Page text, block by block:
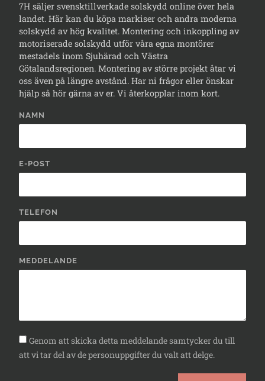
7H säljer svensktillverkade solskydd online över hela
landet. Här kan du köpa markiser och andra moderna
solskydd av hög kvalitet. Montering och inkoppling av
motoriserade solskydd utför våra egna montörer
mestadels inom Sjuhärad och Västra
Götalandsregionen. Montering av större projekt åtar vi
oss även på längre avstånd. Har ni frågor eller önskar
hjälp så hör gärna av er. Vi återkopplar inom kort.
NAMN
E-POST
TELEFON
MEDDELANDE
Genom att skicka detta meddelande samtycker du till
att vi tar del av de personuppgifter du valt att delge.